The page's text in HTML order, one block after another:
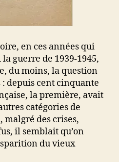
en ces années qui
guerre de 1939-1945,
du moins, la question
depuis cent cinquante
la première, avait
catégories de
malgré des crises,
il semblait qu’on
du vieux